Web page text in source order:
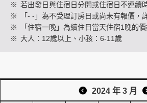
※ 若出發日與住宿日分開或住宿日不連續
※
「- -」為不受理訂房日或尚未有報價，
※
「住宿一晚」為續住日當天住宿1晚的
※ 大人：12歲以上、小孩：6-11歲
2024 年 3 月